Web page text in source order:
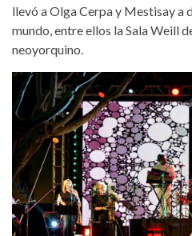
llevó a Olga Cerpa y Mestisay a
mundo, entre ellos la Sala Weill
neoyorquino.
olga-cerpa-